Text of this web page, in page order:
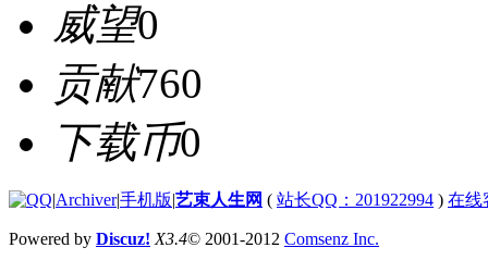
威望0
贡献760
下载币0
|Archiver|手机版|艺束人生网 ( 站长QQ：201922994 ) 在线
Powered by Discuz! X3.4© 2001-2012 Comsenz Inc.